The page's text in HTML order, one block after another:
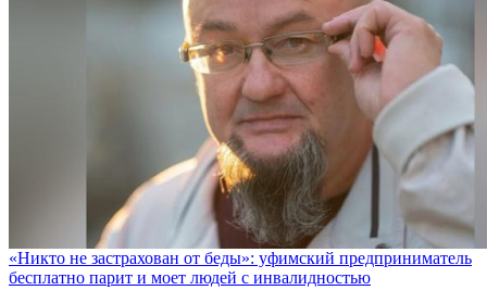
«Никто не заcтрахован от беды»: уфимский предприниматель
бесплатно парит и моет людей с инвалидностью